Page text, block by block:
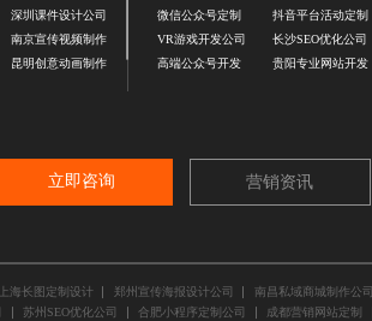
深圳课件设计公司
南京宣传视频制作
昆明创意动画制作
微信公众号定制
VR游戏开发公司
高端公众号开发
抖音平台活动定制
长沙SEO优化公司
贵阳专业网站开发
立即咨询 营销资讯
上海长图定制设计 郑州宣传海报设计公司
南昌私域商城制作公司
苏州SEO优化公司 合肥小程序定制公司 成都营销网站定制